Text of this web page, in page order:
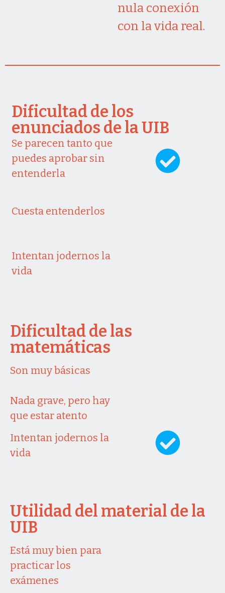
nula conexión
con la vida real.
Dificultad de los
enunciados de la UIB
Se parecen tanto que
puedes aprobar sin
entenderla
Cuesta entenderlos
Intentan jodernos la
vida
Dificultad de las
matemáticas
Son muy básicas
Nada grave, pero hay
que estar atento
Intentan jodernos la
vida
Utilidad del material de la
UIB
Está muy bien para
practicar los
exámenes